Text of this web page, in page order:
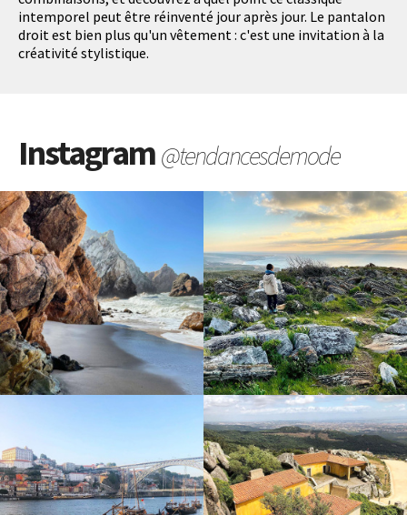
intemporel peut être réinventé jour après jour. Le pantalon
droit est bien plus qu'un vêtement : c'est une invitation à la
créativité stylistique.
Instagram@tendancesdemode